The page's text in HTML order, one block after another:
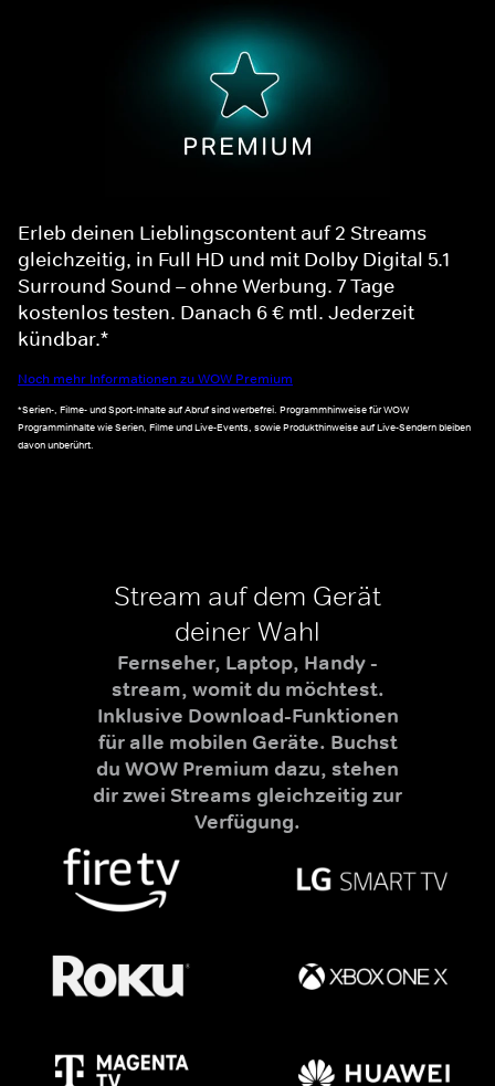
Erleb deinen Lieblingscontent auf 2 Streams
gleichzeitig, in Full HD und mit Dolby Digital 5.1
Surround Sound – ohne Werbung. 7 Tage
kostenlos testen. Danach 6 € mtl. Jederzeit
kündbar.*
Noch mehr Informationen zu WOW Premium
*Serien-, Filme- und Sport-Inhalte auf Abruf sind werbefrei. Programmhinweise für WOW
Programminhalte wie Serien, Filme und Live-Events, sowie Produkthinweise auf Live-Sendern bleiben
davon unberührt.
Stream auf dem Gerät
deiner Wahl
Fernseher, Laptop, Handy -
stream, womit du möchtest.
Inklusive Download-Funktionen
für alle mobilen Geräte. Buchst
du WOW Premium dazu, stehen
dir zwei Streams gleichzeitig zur
Verfügung.